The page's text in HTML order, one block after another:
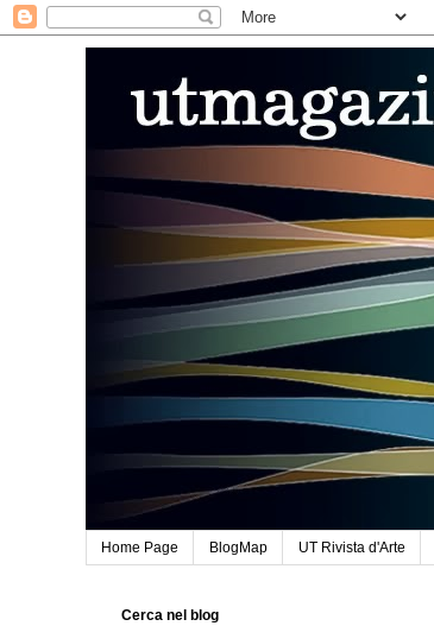
Home Page BlogMap UT Rivista d'Arte
Cerca nel blog